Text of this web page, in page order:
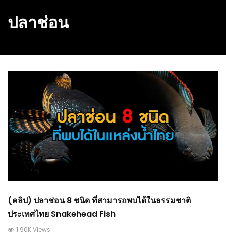
ปลาช่อน
(คลิป) ปลาช่อน 8 ชนิด ที่สามารถพบได้ในธรรมชาติ
ประเทศไทย Snakehead Fish
1.90K Views